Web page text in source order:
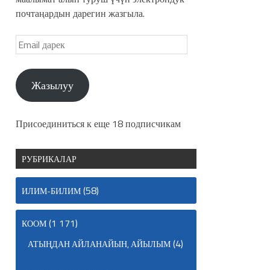
почтаңардын дарегин жазгыла.
Жазылуу
Присоединиться к еще 18 подписчикам
РУБРИКАЛАР
ИЛИМ-БИЛИМ(58)
КООМ(1 171)
АТЫҢДАН АЙЛАНАЙЫН, АЙЫЛЫМ(4)